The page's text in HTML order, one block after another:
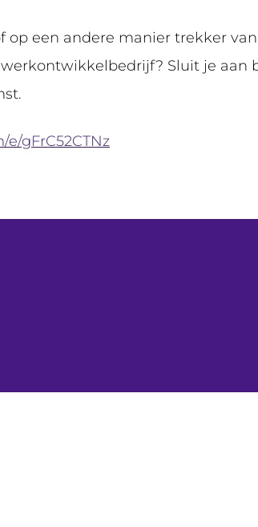
een andere manier trekker
Sluit je aan
gFrC52CTNz